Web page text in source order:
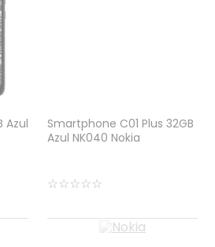
Azul
Smartphone C01 Plus 32GB
Azul NK040 Nokia
☆☆☆☆☆